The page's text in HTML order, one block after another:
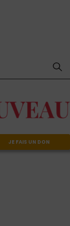
JE FAIS UN DON